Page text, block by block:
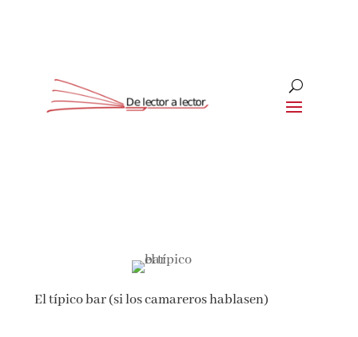
El típico bar (si los camareros hablasen)
Suscríbete
Únete a nuestra comunidad de amantes de la